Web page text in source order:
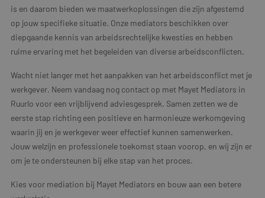
is en daarom bieden we maatwerkoplossingen die zijn afgestemd
op jouw specifieke situatie. Onze mediators beschikken over
diepgaande kennis van arbeidsrechtelijke kwesties en hebben
ruime ervaring met het begeleiden van diverse arbeidsconflicten.
Wacht niet langer met het aanpakken van het arbeidsconflict met je
werkgever. Neem vandaag nog contact op met Mayet Mediators in
Ruurlo voor een vrijblijvend adviesgesprek. Samen zetten we de
eerste stap richting een positieve en harmonieuze werkomgeving
waarin jij en je werkgever weer effectief kunnen samenwerken.
Jouw welzijn en professionele toekomst staan voorop, en wij zijn er
om je te ondersteunen bij elke stap van het proces.
Kies voor mediation bij Mayet Mediators en bouw aan een betere